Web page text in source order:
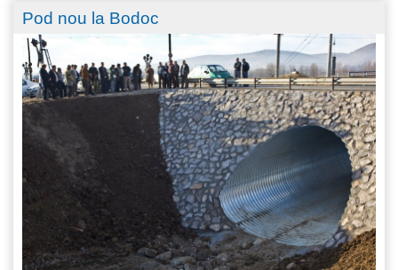
Pod nou la Bodoc